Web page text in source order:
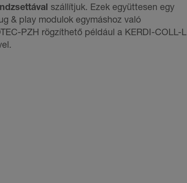
szállítjuk. Ezek együttesen egy
& play modulok egymáshoz való
PZH rögzíthető például a KERDI-COLL-L